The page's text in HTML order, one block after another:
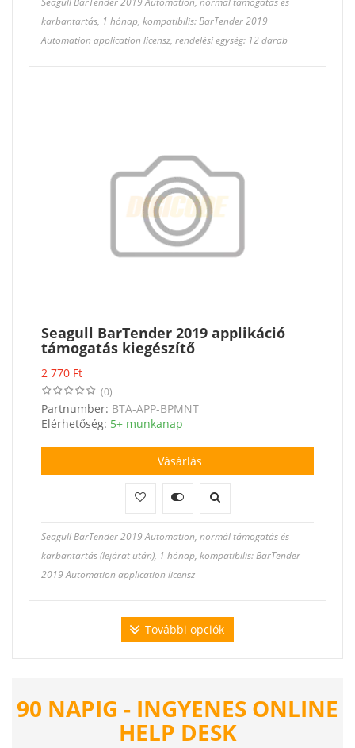
karbantartás, 1 hónap, kompatibilis: BarTender 2019
Automation application licensz, rendelési egység: 12 darab
Seagull BarTender 2019 applikáció
támogatás kiegészítő
2 770 Ft
(0)
Partnumber: BTA-APP-BPMNT
Elérhetőség: 5+ munkanap
Vásárlás
Seagull BarTender 2019 Automation, normál támogatás és
karbantartás (lejárat után), 1 hónap, kompatibilis: BarTender
2019 Automation application licensz
További opciók
90 NAPIG - INGYENES ONLINE
HELP DESK